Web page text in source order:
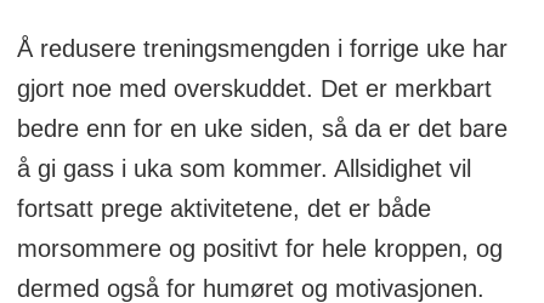
Å redusere treningsmengden i forrige uke har
gjort noe med overskuddet. Det er merkbart
bedre enn for en uke siden, så da er det bare
å gi gass i uka som kommer. Allsidighet vil
fortsatt prege aktivitetene, det er både
morsommere og positivt for hele kroppen, og
dermed også for humøret og motivasjonen.